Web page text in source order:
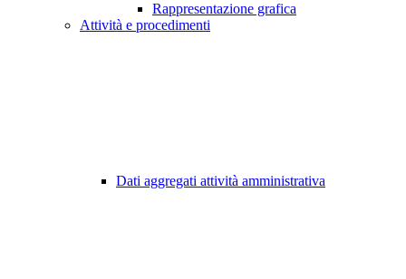
Rappresentazione grafica
Attività e procedimenti
Dati aggregati attività amministrativa